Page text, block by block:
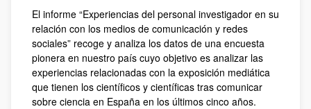
El informe “Experiencias del personal investigador en su
relación con los medios de comunicación y redes
sociales” recoge y analiza los datos de una encuesta
pionera en nuestro país cuyo objetivo es analizar las
experiencias relacionadas con la exposición mediática
que tienen los científicos y científicas tras comunicar
sobre ciencia en España en los últimos cinco años.